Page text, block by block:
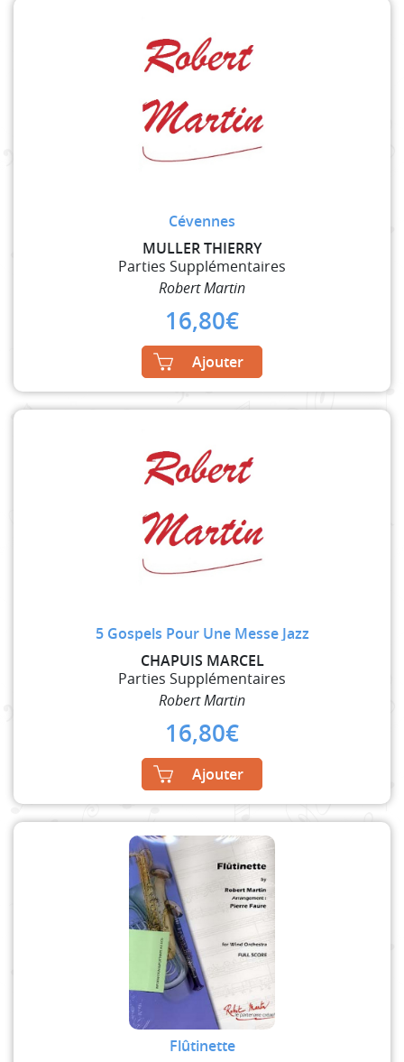
Cévennes
MULLER THIERRY
Parties Supplémentaires
Robert Martin
16,80€
Ajouter
5 Gospels Pour Une Messe Jazz
CHAPUIS MARCEL
Parties Supplémentaires
Robert Martin
16,80€
Ajouter
Flûtinette